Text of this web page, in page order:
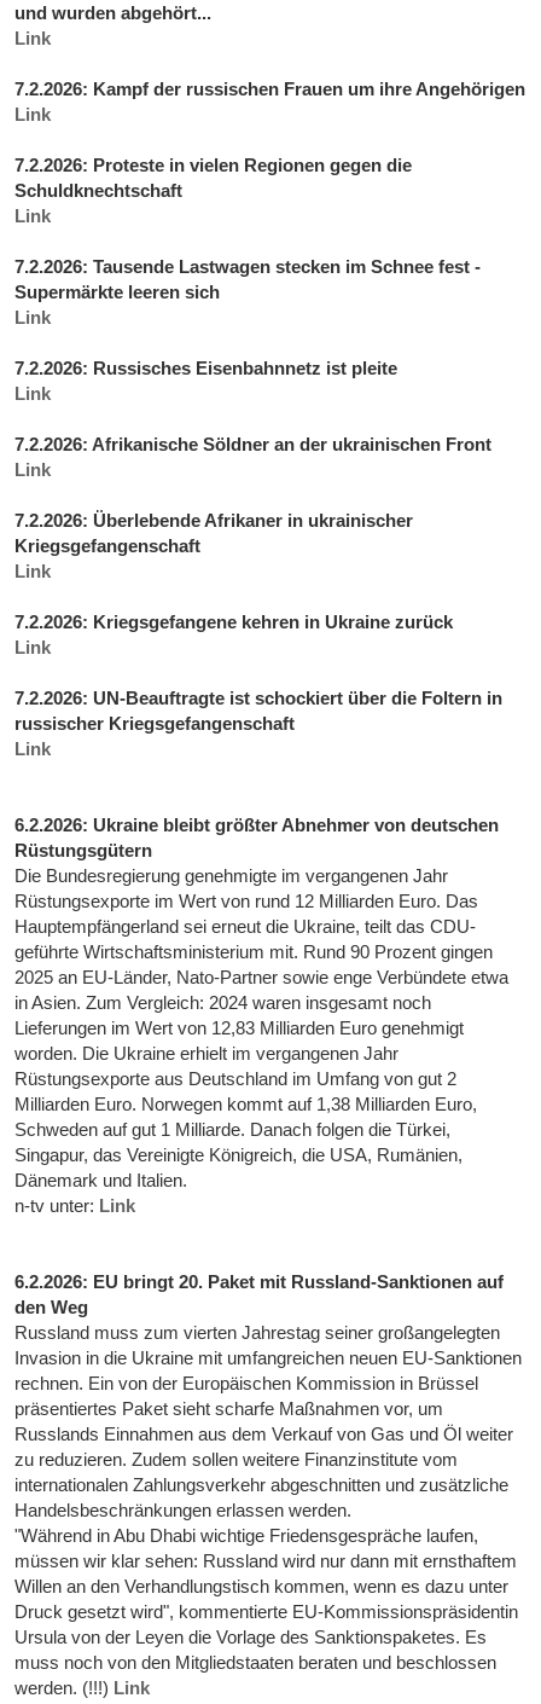
und wurden abgehört...
Link
7.2.2026: Kampf der russischen Frauen um ihre Angehörigen
Link
7.2.2026: Proteste in vielen Regionen gegen die
Schuldknechtschaft
Link
7.2.2026: Tausende Lastwagen stecken im Schnee fest -
Supermärkte leeren sich
Link
7.2.2026: Russisches Eisenbahnnetz ist pleite
Link
7.2.2026: Afrikanische Söldner an der ukrainischen Front
Link
7.2.2026: Überlebende Afrikaner in ukrainischer
Kriegsgefangenschaft
Link
7.2.2026: Kriegsgefangene kehren in Ukraine zurück
Link
7.2.2026: UN-Beauftragte ist schockiert über die Foltern in
russischer Kriegsgefangenschaft
Link
6.2.2026: Ukraine bleibt größter Abnehmer von deutschen
Rüstungsgütern
Die Bundesregierung genehmigte im vergangenen Jahr
Rüstungsexporte im Wert von rund 12 Milliarden Euro. Das
Hauptempfängerland sei erneut die Ukraine, teilt das CDU-
geführte Wirtschaftsministerium mit. Rund 90 Prozent gingen
2025 an EU-Länder, Nato-Partner sowie enge Verbündete etwa
in Asien. Zum Vergleich: 2024 waren insgesamt noch
Lieferungen im Wert von 12,83 Milliarden Euro genehmigt
worden. Die Ukraine erhielt im vergangenen Jahr
Rüstungsexporte aus Deutschland im Umfang von gut 2
Milliarden Euro. Norwegen kommt auf 1,38 Milliarden Euro,
Schweden auf gut 1 Milliarde. Danach folgen die Türkei,
Singapur, das Vereinigte Königreich, die USA, Rumänien,
Dänemark und Italien.
n-tv unter: Link
6.2.2026: EU bringt 20. Paket mit Russland-Sanktionen auf
den Weg
Russland muss zum vierten Jahrestag seiner großangelegten
Invasion in die Ukraine mit umfangreichen neuen EU-Sanktionen
rechnen. Ein von der Europäischen Kommission in Brüssel
präsentiertes Paket sieht scharfe Maßnahmen vor, um
Russlands Einnahmen aus dem Verkauf von Gas und Öl weiter
zu reduzieren. Zudem sollen weitere Finanzinstitute vom
internationalen Zahlungsverkehr abgeschnitten und zusätzliche
Handelsbeschränkungen erlassen werden.
"Während in Abu Dhabi wichtige Friedensgespräche laufen,
müssen wir klar sehen: Russland wird nur dann mit ernsthaftem
Willen an den Verhandlungstisch kommen, wenn es dazu unter
Druck gesetzt wird", kommentierte EU-Kommissionspräsidentin
Ursula von der Leyen die Vorlage des Sanktionspaketes. Es
muss noch von den Mitgliedstaaten beraten und beschlossen
werden. (!!!) Link